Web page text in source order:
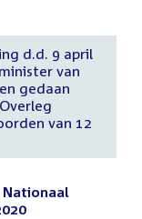
d.d. 9 april
van
gedaan
van 12